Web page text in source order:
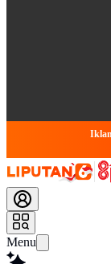
Menu